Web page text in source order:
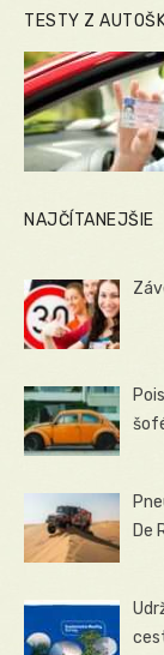
TESTY Z
NAJČÍTANEJŠIE
De